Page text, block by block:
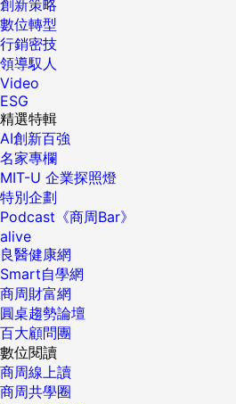
創新策略
數位轉型
行銷密技
領導馭人
Video
ESG
精選特輯
AI創新百強
名家專欄
MIT-U 企業探照燈
特別企劃
Podcast《商周Bar》
alive
良醫健康網
Smart自學網
商周財富網
圓桌趨勢論壇
百大顧問團
數位閱讀
商周線上讀
商周共學圈